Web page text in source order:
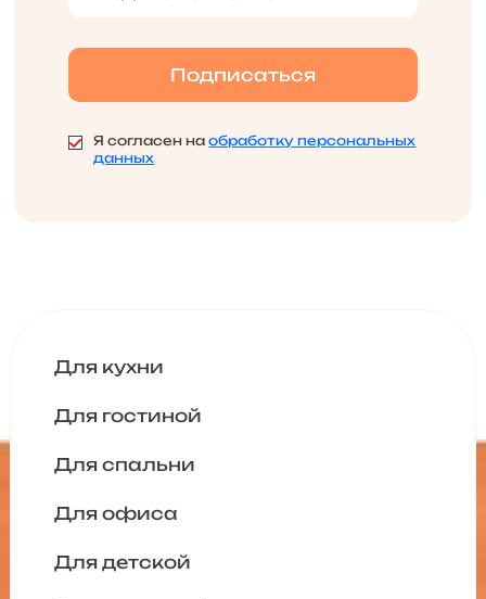
Я согласен наобработку персональных
данных
Для кухни
Для гостиной
Для спальни
Для офиса
Для детской